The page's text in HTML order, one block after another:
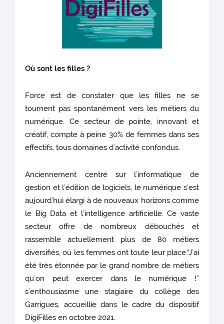
Où sont les filles ?
Force est de constater que les filles ne se
tournent pas spontanément vers les métiers du
numérique. Ce secteur de pointe, innovant et
créatif, compte à peine 30% de femmes dans ses
effectifs, tous domaines d’activité confondus.
Anciennement centré sur l’informatique de
gestion et l’édition de logiciels, le numérique s’est
aujourd’hui élargi à de nouveaux horizons comme
le Big Data et l’intelligence artificielle. Ce vaste
secteur offre de nombreux débouchés et
rassemble actuellement plus de 80 métiers
diversifiés, où les femmes ont toute leur place.“J’ai
été très étonnée par le grand nombre de métiers
qu’on peut exercer dans le numérique !”
s’enthousiasme une stagiaire du collège des
Garrigues, accueillie dans le cadre du dispositif
DigiFilles en octobre 2021.